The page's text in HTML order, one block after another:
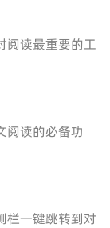
阅读最重要的工
阅读的必备功
栏一键跳转到对